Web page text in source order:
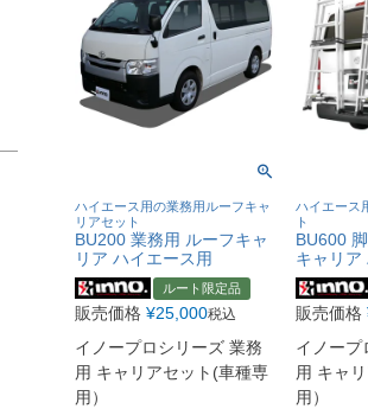
ハイエース用の業務用ルーフキャ
リアセット
BU200 業務用 ルーフキャ
リア ハイエース用
ルート限定品
販売価格 ¥25,000税込
イノープロシリーズ 業務
用 キャリアセット(車種専
用）
ハイエース
ト
BU600
キャリア
販売価格
イノープ
用 キャ
用）